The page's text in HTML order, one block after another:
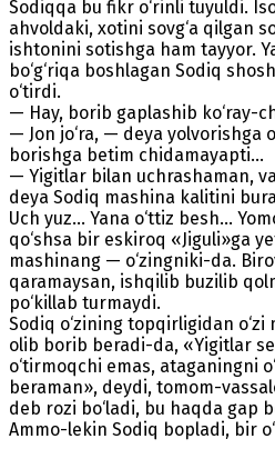
Sodiqqa bu fikr o‘rinli tuyuldi.
ahvoldaki, xotini sovg‘a qilgan
ishtonini sotishga ham tayyor.
bo‘g‘riqa boshlagan Sodiq
o‘tirdi.
— Hay, borib gaplashib ko‘ray-
— Jon jo‘ra, — deya yolvorishga
borishga betim chidamayapti...
— Yigitlar bilan uchrashaman,
deya Sodiq mashina kalitini
Uch yuz... Yana o‘ttiz besh...
qo‘shsa bir eskiroq «Jiguli»ga
mashinang — o‘zingniki-da.
qaramaysan, ishqilib buzilib
po‘killab turmaydi.
Sodiq o‘zining topqirligidan o‘zi
olib borib beradi-da, «Yigitlar
o‘tirmoqchi emas, ataganingni
beraman», deydi, tomom-
deb rozi bo‘ladi, bu haqda gap
Ammo-lekin Sodiq bopladi, bir